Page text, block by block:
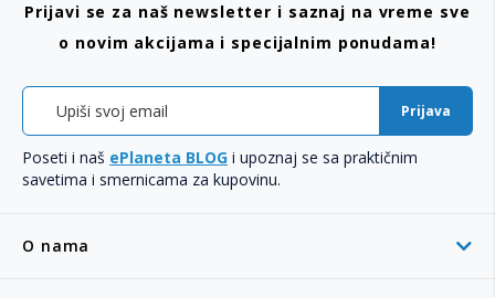
O nama
Prijavi se za naš newsletter i saznaj na vreme sve
o novim akcijama i specijalnim ponudama!
Prijava
Poseti i naš ePlaneta BLOG i upoznaj se sa praktičnim
savetima i smernicama za kupovinu.